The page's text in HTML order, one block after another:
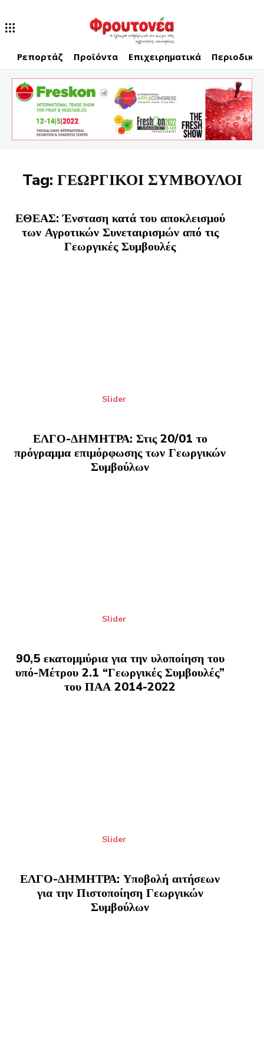
Ρεπορτάζ Προϊόντα Επιχειρηματικά Περιοδικό
Tag: ΓΕΩΡΓΙΚΟΙ ΣΥΜΒΟΥΛΟΙ
ΕΘΕΑΣ: Ένσταση κατά του αποκλεισμού
των Αγροτικών Συνεταιρισμών από τις
Γεωργικές Συμβουλές
Slider
ΕΛΓΟ-ΔΗΜΗΤΡΑ: Στις 20/01 το
πρόγραμμα επιμόρφωσης των Γεωργικών
Συμβούλων
Slider
90,5 εκατομμύρια για την υλοποίηση του
υπό-Μέτρου 2.1 “Γεωργικές Συμβουλές”
του ΠΑΑ 2014-2022
Slider
ΕΛΓΟ-ΔΗΜΗΤΡΑ: Υποβολή αιτήσεων
για την Πιστοποίηση Γεωργικών
Συμβούλων